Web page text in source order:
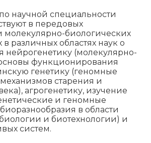
научной специальности
в передовых
молекулярно-биологических
различных областях наук о
нейрогенетику (молекулярно-
функционирования
генетику (геномные
старения и
агрогенетику, изучение
и геномные
в области
и биотехнологии) и
систем.